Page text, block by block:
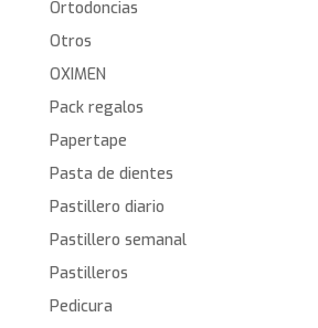
Ortodoncias
Otros
OXIMEN
Pack regalos
Papertape
Pasta de dientes
Pastillero diario
Pastillero semanal
Pastilleros
Pedicura